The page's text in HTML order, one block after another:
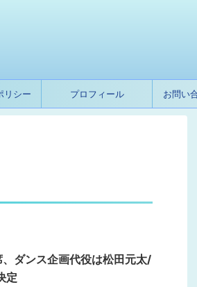
リシー プロフィール お問い
ダンス企画代役は松田元太/
定